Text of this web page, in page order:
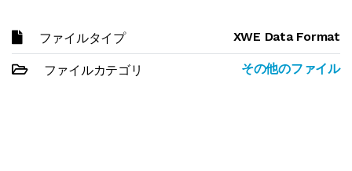
ファイルタイプ XWE Data Format
ファイルカテゴリ その他のファイル